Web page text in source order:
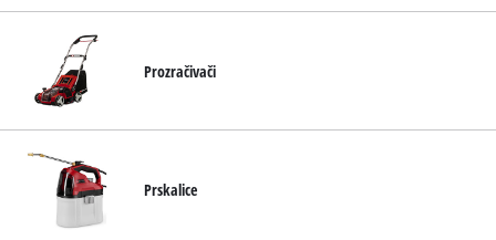
Prozračivači
Prskalice